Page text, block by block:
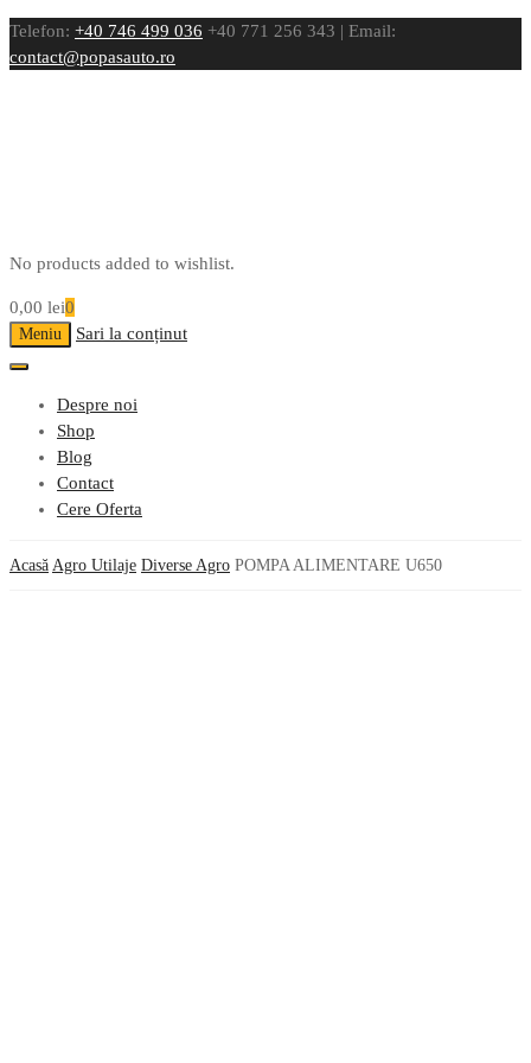
Telefon: +40 746 499 036 +40 771 256 343 | Email:
contact@popasauto.ro
No products added to wishlist.
0,00 lei0
Meniu Sari la conținut
Despre noi
Shop
Blog
Contact
Cere Oferta
Acasă Agro Utilaje Diverse Agro POMPA ALIMENTARE U650